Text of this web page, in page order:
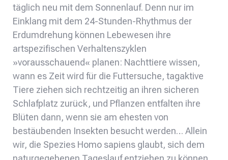
täglich neu mit dem Sonnenlauf. Denn nur im
Einklang mit dem 24-Stunden-Rhythmus der
Erdumdrehung können Lebewesen ihre
artspezifischen Verhaltenszyklen
»vorausschauend« planen: Nachttiere wissen,
wann es Zeit wird für die Futtersuche, tagaktive
Tiere ziehen sich rechtzeitig an ihren sicheren
Schlafplatz zurück, und Pflanzen entfalten ihre
Blüten dann, wenn sie am ehesten von
bestäubenden Insekten besucht werden… Allein
wir, die Spezies Homo sapiens glaubt, sich dem